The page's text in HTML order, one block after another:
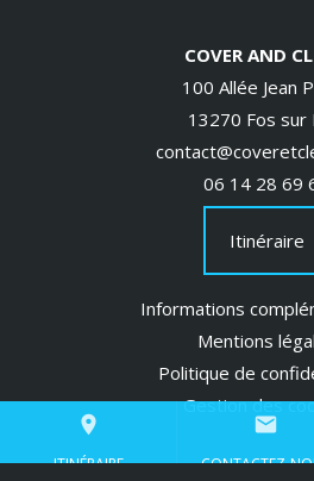
place
ITINÉRAIRE
mail
CONTACTEZ-
COVER AND
100 Allée Jean
13270 Fos sur
06 14 28 69
Itinéraire
Informations
Mentions
Politique de
Gestion des